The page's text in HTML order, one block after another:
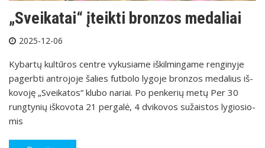
„Svei­ka­tai“ įteik­ti bron­zos me­da­liai
2025-12-06
Ky­bar­tų kul­tū­ros cent­re vy­ku­sia­me iš­kil­min­ga­me ren­gi­ny­je
pa­gerb­ti ant­ro­jo­je ša­lies fut­bo­lo ly­go­je bron­zos me­da­lius iš­
ko­vo­ję „Svei­ka­tos“ klu­bo na­riai. Po pen­ke­rių me­tų Per 30
rung­ty­nių iš­ko­vo­ta 21 per­ga­lė, 4 dvi­ko­vos su­žais­tos ly­gio­sio­
mis